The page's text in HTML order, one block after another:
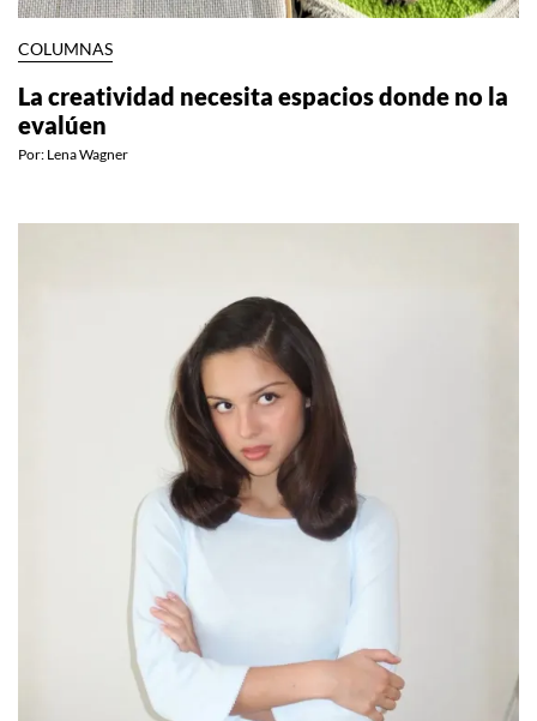
COLUMNAS
La creatividad necesita espacios donde no la
evalúen
Por: Lena Wagner